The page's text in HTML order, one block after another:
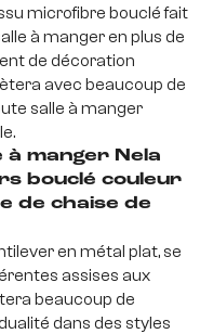
microfibre bouclé fait
à manger en plus de
de décoration
avec beaucoup de
salle à manger
à manger Nela
bouclé couleur
de chaise de
en métal plat, se
assises aux
beaucoup de
dans des styles